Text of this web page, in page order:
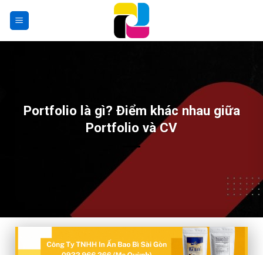
Portfolio là gì? Điểm khác nhau giữa
Portfolio và CV